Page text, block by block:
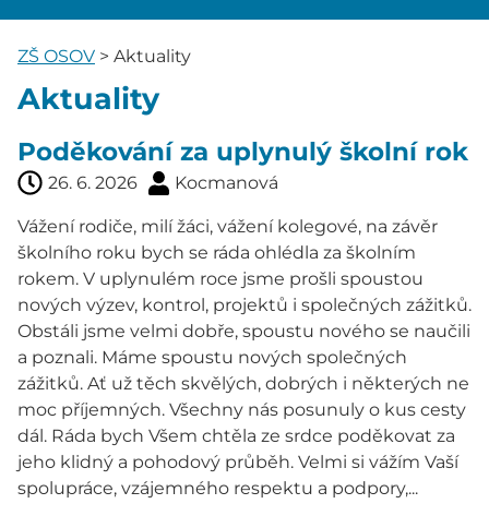
ZŠ OSOV > Aktuality
Aktuality
Poděkování za uplynulý školní rok
26. 6. 2026 Kocmanová
Vážení rodiče, milí žáci, vážení kolegové, na závěr
školního roku bych se ráda ohlédla za školním
rokem. V uplynulém roce jsme prošli spoustou
nových výzev, kontrol, projektů i společných zážitků.
Obstáli jsme velmi dobře, spoustu nového se naučili
a poznali. Máme spoustu nových společných
zážitků. Ať už těch skvělých, dobrých i některých ne
moc příjemných. Všechny nás posunuly o kus cesty
dál. Ráda bych Všem chtěla ze srdce poděkovat za
jeho klidný a pohodový průběh. Velmi si vážím Vaší
spolupráce, vzájemného respektu a podpory,...